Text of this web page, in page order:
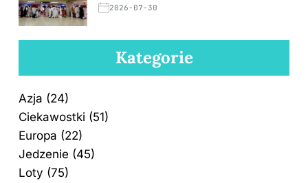
2026-07-30
Kategorie
Azja (24)
Ciekawostki (51)
Europa (22)
Jedzenie (45)
Loty (75)